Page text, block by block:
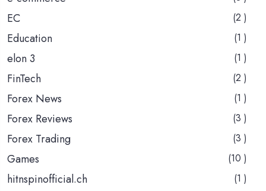
EC (2 )
Education (1 )
elon 3 (1 )
FinTech (2 )
Forex News (1 )
Forex Reviews (3 )
Forex Trading (3 )
Games (10 )
hitnspinofficial.ch (1 )